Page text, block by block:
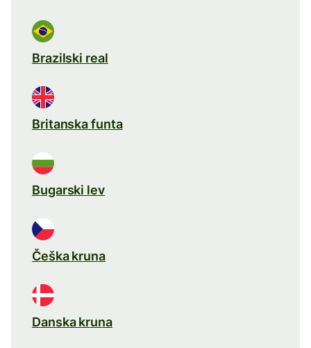
Brazilski real
Britanska funta
Bugarski lev
Češka kruna
Danska kruna